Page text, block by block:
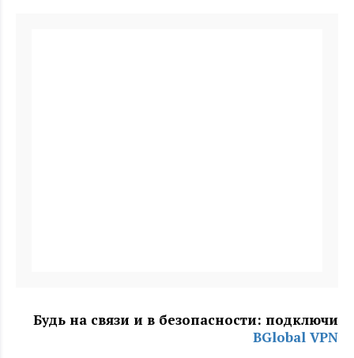
Будь на связи и в безопасности: подключи
BGlobal VPN